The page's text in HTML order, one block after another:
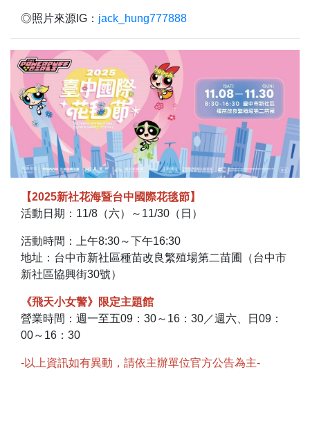
◎照片來源IG： jack_hung777888
【2025新社花海暨台中國際花毯節】
活動日期：11/8（六）～11/30（日）
活動時間：上午8:30～下午16:30
地址：台中市新社區種苗改良繁殖場第二苗圃（台中市
新社區協興街30號）
《飛天小女警》限定主題館
營業時間：週一至五09：30～16：30／週六、日09：
00～16：30
-以上資訊如有異動，請依主辦單位官方公告為主-